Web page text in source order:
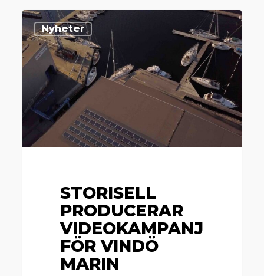
Storisell
producerar
videokampanj
Vindö
Marin
Nyheter
STORISELL
PRODUCERAR
VIDEOKAMPANJ
FÖR VINDÖ
MARIN